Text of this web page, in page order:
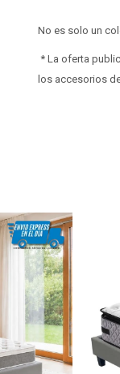
No es solo un
* La oferta
los accesorios